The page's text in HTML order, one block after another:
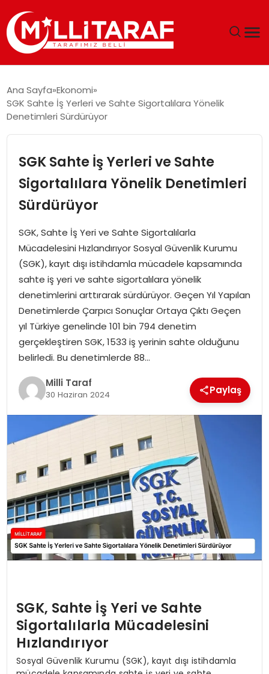
ÖZEL SAYFALAR
SPOR
SIYASET
MAGAZIN
Ana Sayfa Ekonomi
SGK Sahte İş Yerleri ve Sahte Sigortalılara Yönelik
Denetimleri Sürdürüyor
SGK Sahte İş Yerleri ve Sahte
Sigortalılara Yönelik Denetimleri
Sürdürüyor
SGK, Sahte İş Yeri ve Sahte Sigortalılarla
Mücadelesini Hızlandırıyor Sosyal Güvenlik Kurumu
(SGK), kayıt dışı istihdamla mücadele kapsamında
sahte iş yeri ve sahte sigortalılara yönelik
denetimlerini arttırarak sürdürüyor. Geçen Yıl Yapılan
Denetimlerde Çarpıcı Sonuçlar Ortaya Çıktı Geçen
yıl Türkiye genelinde 101 bin 794 denetim
gerçekleştiren SGK, 1533 iş yerinin sahte olduğunu
belirledi. Bu denetimlerde 88…
Milli Taraf
30 Haziran 2024 Paylaş
SGK, Sahte İş Yeri ve Sahte
Sigortalılarla Mücadelesini
Hızlandırıyor
Sosyal Güvenlik Kurumu (SGK), kayıt dışı istihdamla